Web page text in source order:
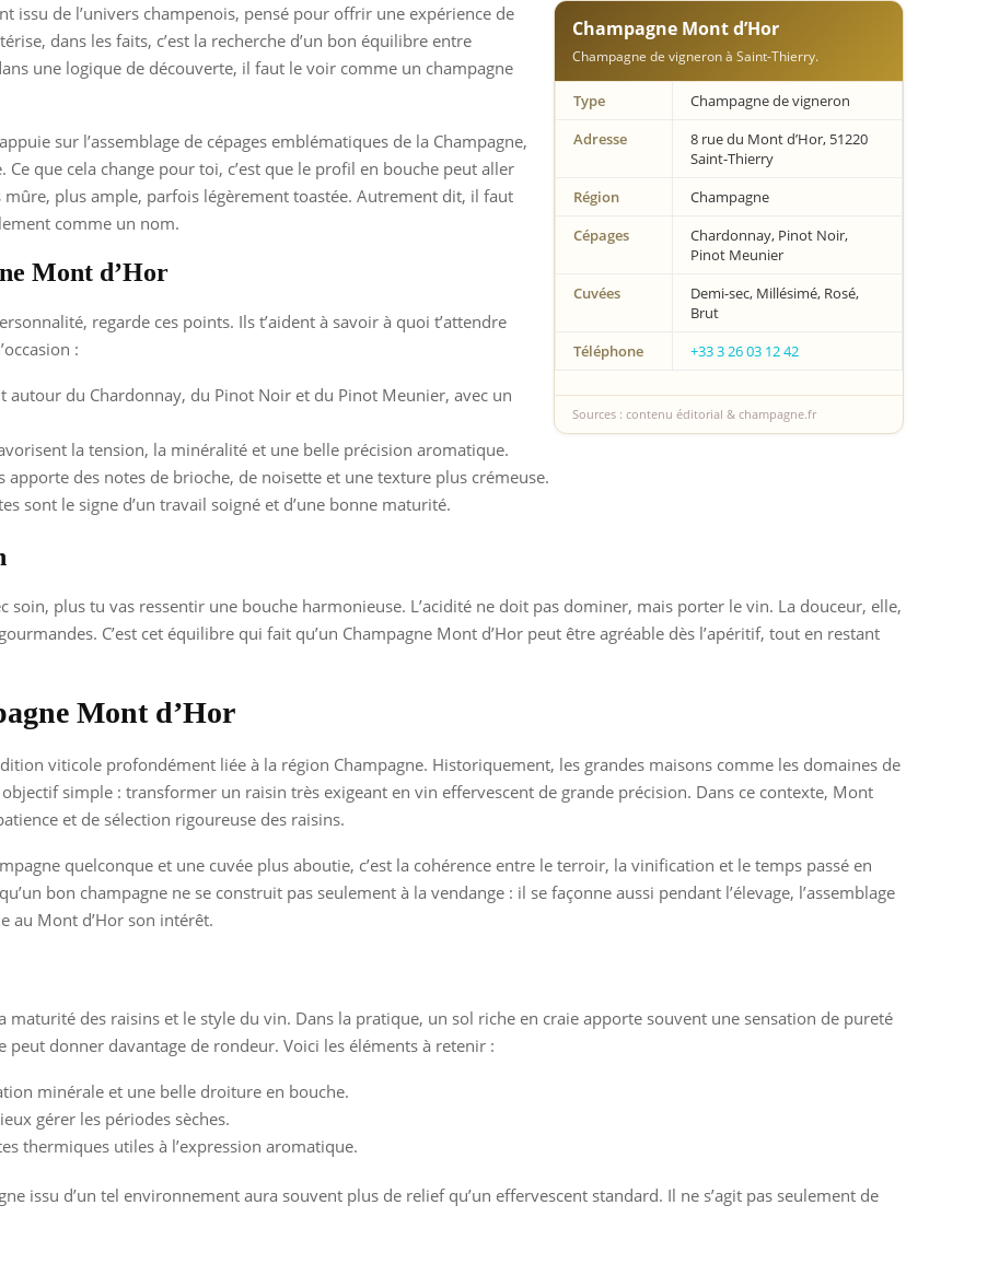
Champagne Mont d’Hor
Champagne de vigneron à Saint-Thierry.
Type
Champagne de vigneron
Adresse
8 rue du Mont d’Hor, 51220
Saint-Thierry
Région
Champagne
Cépages
Chardonnay, Pinot Noir,
Pinot Meunier
Cuvées
Demi-sec, Millésimé, Rosé,
Brut
Téléphone
+33 3 26 03 12 42
Sources : contenu éditorial & champagne.fr
issu de l’univers champenois, pensé pour offrir une expérience de
dans les faits, c’est la recherche d’un bon équilibre entre
une logique de découverte, il faut le voir comme un champagne
sur l’assemblage de cépages emblématiques de la Champagne,
que cela change pour toi, c’est que le profil en bouche peut aller
plus ample, parfois légèrement toastée. Autrement dit, il faut
comme un nom.
Mont d’Hor
regarde ces points. Ils t’aident à savoir à quoi t’attendre
:
autour du Chardonnay, du Pinot Noir et du Pinot Meunier, avec un
la tension, la minéralité et une belle précision aromatique.
apporte des notes de brioche, de noisette et une texture plus crémeuse.
sont le signe d’un travail soigné et d’une bonne maturité.
soin, plus tu vas ressentir une bouche harmonieuse. L’acidité ne doit pas dominer, mais porter le vin. La douceur, elle,
C’est cet équilibre qui fait qu’un Champagne Mont d’Hor peut être agréable dès l’apéritif, tout en restant
Mont d’Hor
viticole profondément liée à la région Champagne. Historiquement, les grandes maisons comme les domaines de
simple : transformer un raisin très exigeant en vin effervescent de grande précision. Dans ce contexte, Mont
et de sélection rigoureuse des raisins.
quelconque et une cuvée plus aboutie, c’est la cohérence entre le terroir, la vinification et le temps passé en
bon champagne ne se construit pas seulement à la vendange : il se façonne aussi pendant l’élevage, l’assemblage
au Mont d’Hor son intérêt.
des raisins et le style du vin. Dans la pratique, un sol riche en craie apporte souvent une sensation de pureté
peut donner davantage de rondeur. Voici les éléments à retenir :
minérale et une belle droiture en bouche.
gérer les périodes sèches.
thermiques utiles à l’expression aromatique.
issu d’un tel environnement aura souvent plus de relief qu’un effervescent standard. Il ne s’agit pas seulement de